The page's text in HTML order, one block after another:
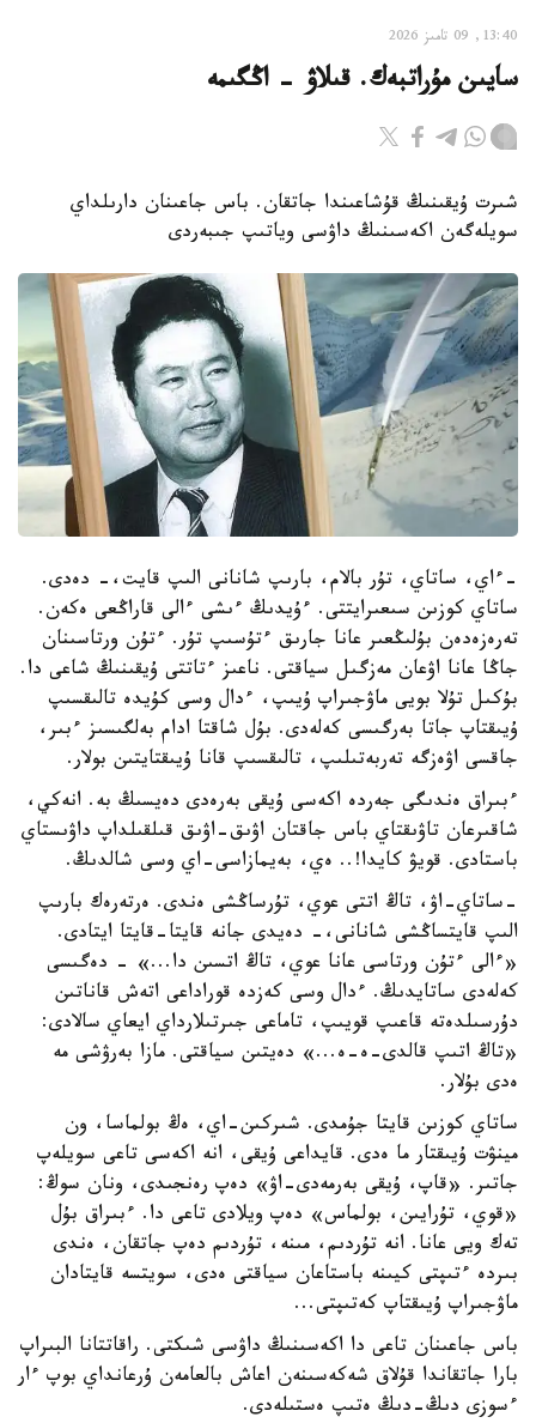
13:40, 09 تامىز 2026
سايىن مۇراتبەك. قىلاۋ - اڭگىمە
شىرت ۇيقىنىڭ قۇشاعىندا جاتقان. باس جاعىنان دارىلداي
سويلەگەن اكەسىنىڭ داۋسى وياتىپ جىبەردى
-ءاي، ساتاي، تۇر بالام، بارىپ شانانى الىپ قايت،- دەدى.
ساتاي كوزىن سىعىرايتتى. ءۇيدىڭ ءىشى ءالى قاراڭعى ەكەن.
تەرەزەدەن بۇلىڭعىر عانا جارىق ءتۇسىپ تۇر. ءتۇن ورتاسىنان
جاڭا عانا اۋعان مەزگىل سياقتى. ناعىز ءتاتتى ۇيقىنىڭ شاعى دا.
بۇكىل تۇلا بويى ماۋجىراپ ۇيىپ، ءدال وسى كۇيدە تالىقسىپ
ۇيىقتاپ جاتا بەرگىسى كەلەدى. بۇل شاقتا ادام بەلگىسىز ءبىر،
جاقسى اۋەزگە تەربەتىلىپ، تالىقسىپ قانا ۇيىقتايتىن بولار.
ءبىراق ەندىگى جەردە اكەسى ۇيقى بەرەدى دەيسىڭ بە. انەكي،
شاقىرعان تاۋىقتاي باس جاقتان اۋىق-اۋىق قىلقىلداپ داۋىستاي
باستادى. قويۋ كايدا!.. ەي، بەيمازاسى-اي وسى شالدىڭ.
-ساتاي-اۋ، تاڭ اتتى عوي، تۇرساڭشى ەندى. ەرتەرەك بارىپ
الىپ قايتساڭشى شانانى،- دەيدى جانە قايتا-قايتا ايتادى.
«ءالى ءتۇن ورتاسى عانا عوي، تاڭ اتسىن دا...» - دەگىسى
كەلەدى ساتايدىڭ. ءدال وسى كەزدە قوراداعى اتەش قاناتىن
دۇرسىلدەتە قاعىپ قويىپ، تاماعى جىرتىلارداي ايعاي سالادى:
«تاڭ اتىپ قالدى-ە-ە...» دەيتىن سياقتى. مازا بەرۋشى مە
ەدى بۇلار.
ساتاي كوزىن قايتا جۇمدى. شىركىن-اي، ەڭ بولماسا، ون
مينۋت ۇيىقتار ما ەدى. قايداعى ۇيقى، انە اكەسى تاعى سويلەپ
جاتىر. «قاپ، ۇيقى بەرمەدى-اۋ» دەپ رەنجىدى، ونان سوڭ:
«قوي، تۇرايىن، بولماس» دەپ ويلادى تاعى دا. ءبىراق بۇل
تەك ويى عانا. انە تۇردىم، مىنە، تۇردىم دەپ جاتقان، ەندى
بىردە ءتىپتى كيىنە باستاعان سياقتى ەدى، سويتسە قايتادان
ماۋجىراپ ۇيىقتاپ كەتىپتى...
باس جاعىنان تاعى دا اكەسىنىڭ داۋسى شىكتى. راقاتتانا البىراپ
بارا جاتقاندا قۇلاق شەكەسىنەن اعاش بالعامەن ۇرعانداي بوپ ءار
ءسوزى دىڭ-دىڭ ەتىپ ەستىلەدى.